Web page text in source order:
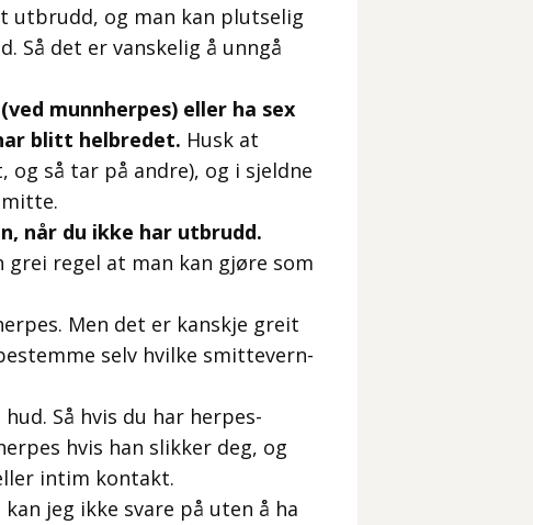
utbrudd, og man kan plutselig
Så det er vanskelig å unngå
munnherpes) eller ha sex
blitt helbredet. Husk at
så tar på andre), og i sjeldne
når du ikke har utbrudd.
regel at man kan gjøre som
Men det er kanskje greit
selv hvilke smittevern-
Så hvis du har herpes-
hvis han slikker deg, og
intim kontakt.
jeg ikke svare på uten å ha